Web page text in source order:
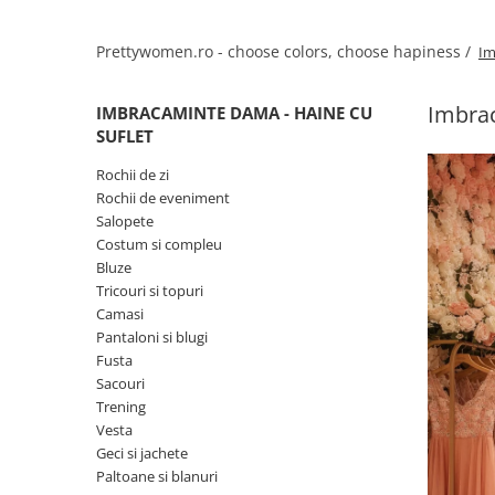
Prettywomen.ro - choose colors, choose hapiness /
IMBRACAMINTE DAMA - HAINE CU
SUFLET
Rochii de zi
Rochii de eveniment
Salopete
Costum si compleu
Bluze
Tricouri si topuri
Camasi
Pantaloni si blugi
Fusta
Sacouri
Trening
Vesta
Geci si jachete
Paltoane si blanuri